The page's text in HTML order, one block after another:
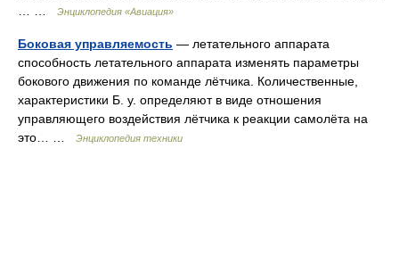
Энциклопедия «Авиация»
Боковая управляемость — летательного аппарата
способность летательного аппарата изменять параметры
бокового движения по команде лётчика. Количественные,
характеристики Б. у. определяют в виде отношения
управляющего воздействия лётчика к реакции самолёта на
это… …
Энциклопедия техники